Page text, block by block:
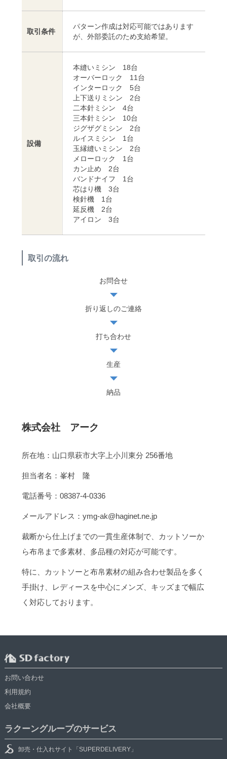
取引条件
パターン作成は対応可能ではあります
が、外部委託のため支給希望。
設備
本縫いミシン 18台
オーバーロック 11台
インターロック 5台
上下送りミシン 2台
二本針ミシン 4台
三本針ミシン 10台
ジグザグミシン 2台
ルイスミシン 1台
玉縁縫いミシン 2台
メローロック 1台
カン止め 2台
バンドナイフ 1台
芯はり機 3台
検針機 1台
延反機 2台
アイロン 3台
取引の流れ
お問合せ
折り返しのご連絡
打ち合わせ
生産
納品
株式会社 アーク
所在地：山口県萩市大字上小川東分 256番地
担当者名：峯村 隆
電話番号：08387-4-0336
メールアドレス：ymg-ak@haginet.ne.jp
裁断から仕上げまでの一貫生産体制で、カットソーか
ら布帛まで多素材、多品種の対応が可能です。
特に、カットソーと布帛素材の組み合わせ製品を多く
手掛け、レディースを中心にメンズ、キッズまで幅広
く対応しております。
お問い合わせ
利用規約
会社概要
ラクーングループのサービス
卸売・仕入れサイト「SUPERDELIVERY」